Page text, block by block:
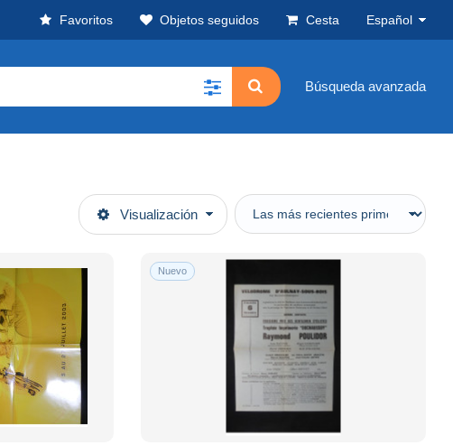
Favoritos Objetos seguidos Cesta Español
Búsqueda avanzada
Visualización
Nuevo